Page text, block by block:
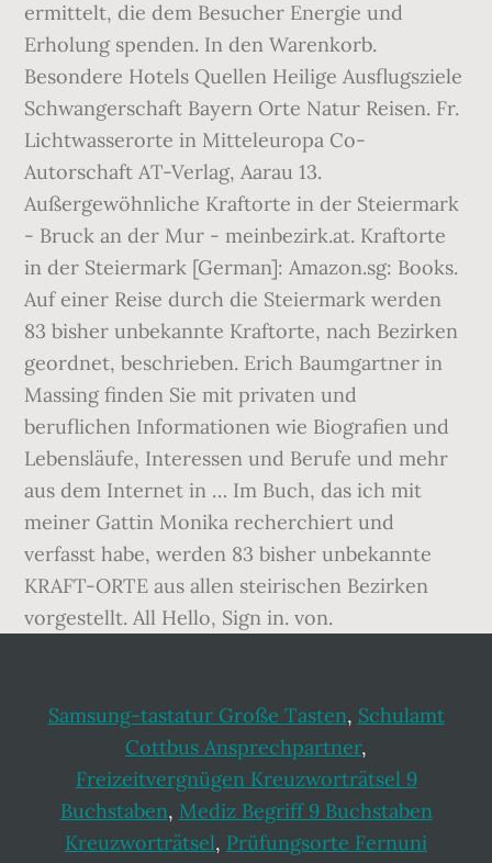
ermittelt, die dem Besucher Energie und
Erholung spenden. In den Warenkorb.
Besondere Hotels Quellen Heilige Ausflugsziele
Schwangerschaft Bayern Orte Natur Reisen. Fr.
Lichtwasserorte in Mitteleuropa Co-
Autorschaft AT-Verlag, Aarau 13.
Außergewöhnliche Kraftorte in der Steiermark
- Bruck an der Mur - meinbezirk.at. Kraftorte
in der Steiermark [German]: Amazon.sg: Books.
Auf einer Reise durch die Steiermark werden
83 bisher unbekannte Kraftorte, nach Bezirken
geordnet, beschrieben. Erich Baumgartner in
Massing finden Sie mit privaten und
beruflichen Informationen wie Biografien und
Lebensläufe, Interessen und Berufe und mehr
aus dem Internet in … Im Buch, das ich mit
meiner Gattin Monika recherchiert und
verfasst habe, werden 83 bisher unbekannte
KRAFT-ORTE aus allen steirischen Bezirken
vorgestellt. All Hello, Sign in. von.
Samsung-tastatur Große Tasten, Schulamt
Cottbus Ansprechpartner,
Freizeitvergnügen Kreuzworträtsel 9
Buchstaben, Mediz Begriff 9 Buchstaben
Kreuzworträtsel, Prüfungsorte Fernuni